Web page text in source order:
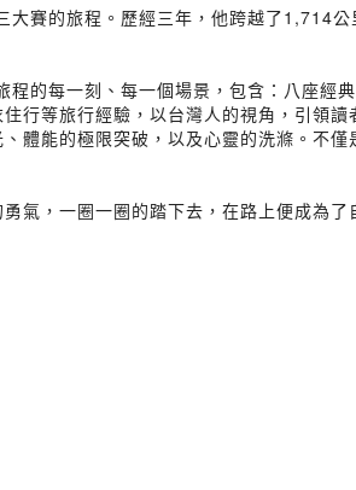
賽的旅程。歷經三年，他跨越了1,714
的每一刻、每一個場景，包含：八座經
行等旅行經驗，以台灣人的視角，引領
體能的極限突破，以及心靈的洗滌。不
氣，一圈一圈的踏下去，在路上便成為